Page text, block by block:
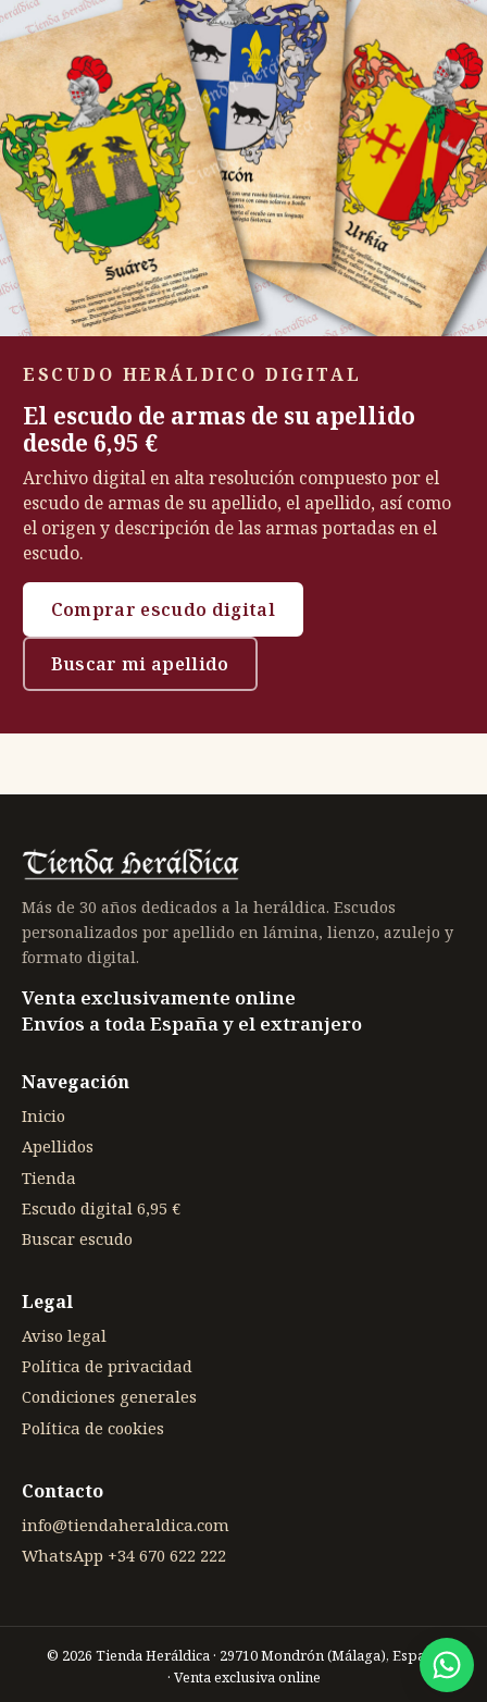
ESCUDO HERÁLDICO DIGITAL
El escudo de armas de su apellido
desde 6,95 €
Archivo digital en alta resolución compuesto por el
escudo de armas de su apellido, el apellido, así como
el origen y descripción de las armas portadas en el
escudo.
Comprar escudo digital
Buscar mi apellido
Más de 30 años dedicados a la heráldica. Escudos
personalizados por apellido en lámina, lienzo, azulejo y
formato digital.
Venta exclusivamente online
Envíos a toda España y el extranjero
Navegación
Inicio
Apellidos
Tienda
Escudo digital 6,95 €
Buscar escudo
Legal
Aviso legal
Política de privacidad
Condiciones generales
Política de cookies
Contacto
info@tiendaheraldica.com
WhatsApp +34 670 622 222
© 2026 Tienda Heráldica · 29710 Mondrón (Málaga), España
· Venta exclusiva online